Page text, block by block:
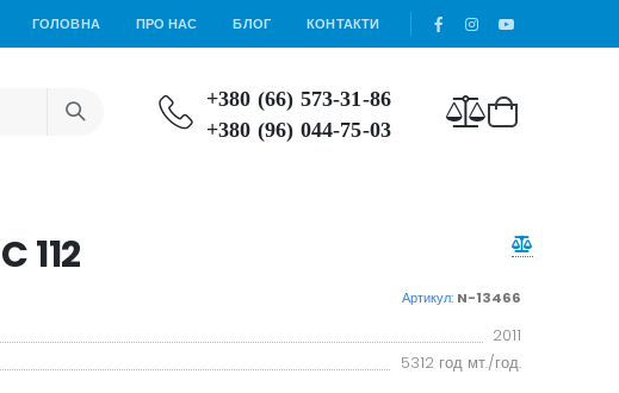
ГОЛОВНА ПРО НАС БЛОГ КОНТАКТИ
+380 (66) 573-31-86
+380 (96) 044-75-03
112
Артикул: N-13466
2011
5312 год мт./год.